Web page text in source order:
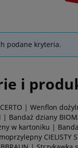
podane kryteria.
i
| Wenflon
| Bandaż dziany
w kartoniku |
CIELISTY